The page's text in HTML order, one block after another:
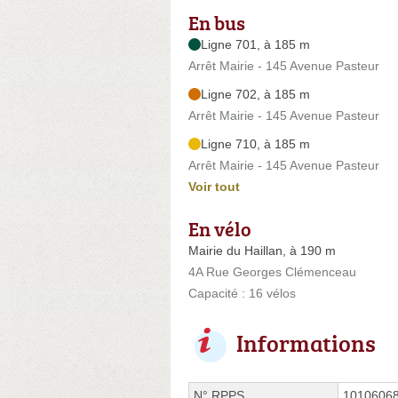
En bus
Ligne 701, à 185 m
Arrêt Mairie - 145 Avenue Pasteur
Ligne 702, à 185 m
Arrêt Mairie - 145 Avenue Pasteur
Ligne 710, à 185 m
Arrêt Mairie - 145 Avenue Pasteur
Voir tout
En vélo
Mairie du Haillan, à 190 m
4A Rue Georges Clémenceau
Capacité : 16 vélos
Informations
N° RPPS